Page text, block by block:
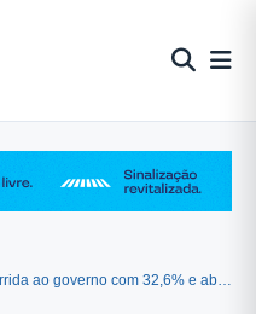
Daniel Vilela lidera corrida ao governo com 32,6% e abre ampla vantagem sobre adversários